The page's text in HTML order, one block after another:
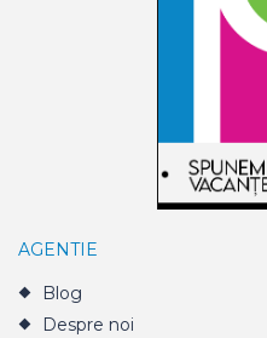
AGENTIE
Blog
Despre noi